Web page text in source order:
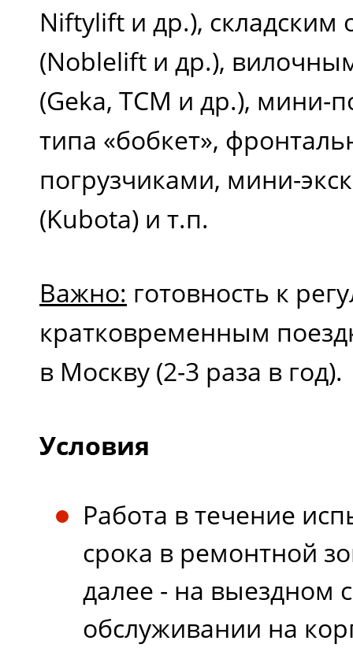
Niftylift и др.), складским
(Noblelift и др.),
(Geka, TCM и др.), мини-
типа «бобкет»,
погрузчиками, мини-
(Kubota) и т.п.
Важно: готовность к
кратковременным
в Москву (2-3 раза в год).
Условия
Работа в течение
срока в ремонтной
далее - на выездном
обслуживании на